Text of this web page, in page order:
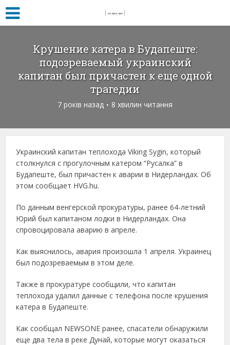
Крушение катера в Будапеште:
подозреваемый украинский
капитан был причастен к еще одной
трагедии
7 років назад 8 хвилин читання
Украинский капитан теплохода Viking Sygin, который
столкнулся с прогулочным катером “Русалка” в
Будапеште, был причастен к аварии в Нидерландах. Об
этом сообщает HVG.hu.
По данным венгерской прокуратуры, ранее 64-летний
Юрий был капитаном лодки в Нидерландах. Она
спровоцировала аварию в апреле.
Как выяснилось, авария произошла 1 апреля. Украинец
был подозреваемым в этом деле.
Также в прокуратуре сообщили, что капитан
теплохода удалил данные с телефона после крушения
катера в Будапеште.
Как сообщал NEWSONE ранее, спасатели обнаружили
еще два тела в реке Дунай, которые могут оказаться